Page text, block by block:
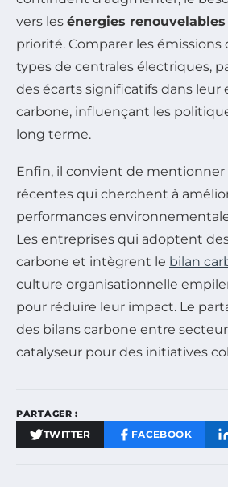
vers les énergies renouvelables
priorité. Comparer les émissions
types de centrales électriques,
des écarts significatifs dans leur
carbone, influençant les
long terme.
Enfin, il convient de mentionner
récentes qui cherchent à
performances
Les entreprises qui adoptent
carbone et intègrent le bilan
culture organisationnelle
pour réduire leur impact. Le
des bilans carbone entre
catalyseur pour des initiatives
PARTAGER :
TWITTER FACEBOOK